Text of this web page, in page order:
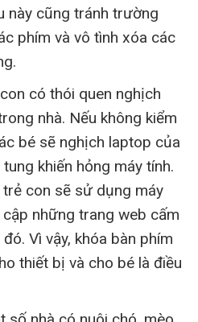
này cũng tránh trường
phím và vô tình xóa các
có thói quen nghịch
nhà. Nếu không kiểm
bé sẽ nghịch laptop của
khiến hỏng máy tính.
con sẽ sử dụng máy
những trang web cấm
Vì vậy, khóa bàn phím
thiết bị và cho bé là điều